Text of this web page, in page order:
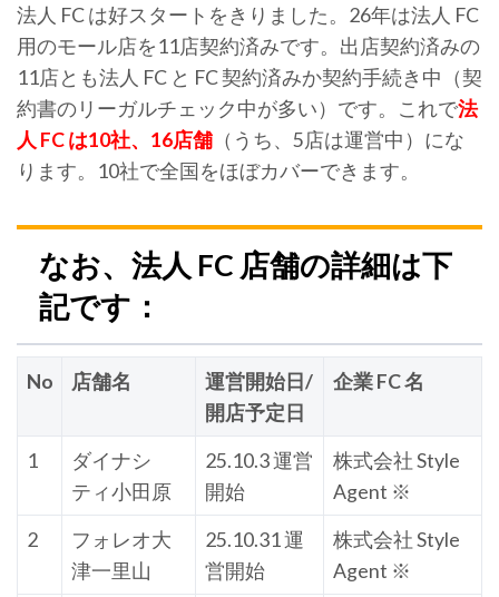
法人 FC は好スタートをきりました。26年は法人 FC
用のモール店を11店契約済みです。出店契約済みの
11店とも法人 FC と FC 契約済みか契約手続き中（契
約書のリーガルチェック中が多い）です。これで法
人 FC は10社、16店舗 （うち、5店は運営中）にな
ります。10社で全国をほぼカバーできます。
なお、法人 FC 店舗の詳細は下
記です：
No 店舗名
運営開始日/
開店予定日
企業 FC 名
1
ダイナシ
ティ小田原
25.10.3 運営
開始
株式会社 Style
Agent ※
2
フォレオ大
津一里山
25.10.31 運
営開始
株式会社 Style
Agent ※